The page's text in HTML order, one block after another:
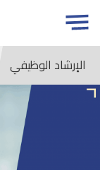
تجاوز
الاعلان
Open
menu
الإرشاد الوظيفي